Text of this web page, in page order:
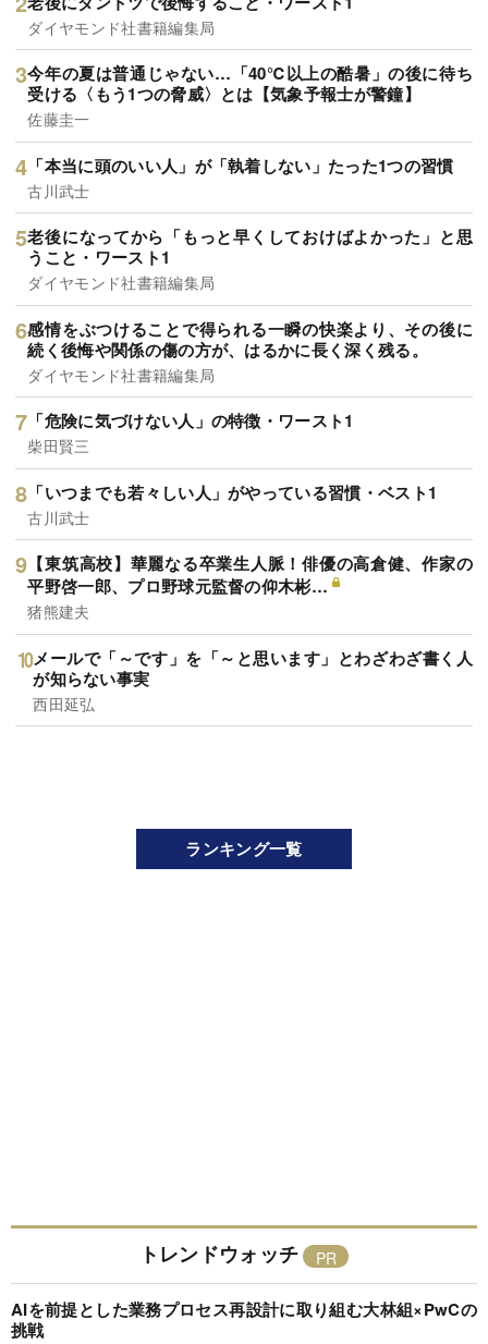
ダイヤモンド社書籍編集局
今年の夏は普通じゃない…「40℃以上の酷暑」の後に待ち
受ける〈もう1つの脅威〉とは【気象予報士が警鐘】
佐藤圭一
「本当に頭のいい人」が「執着しない」たった1つの習慣
古川武士
老後になってから「もっと早くしておけばよかった」と思
うこと・ワースト1
ダイヤモンド社書籍編集局
感情をぶつけることで得られる一瞬の快楽より、その後に
続く後悔や関係の傷の方が、はるかに長く深く残る。
ダイヤモンド社書籍編集局
「危険に気づけない人」の特徴・ワースト1
柴田賢三
「いつまでも若々しい人」がやっている習慣・ベスト1
古川武士
【東筑高校】華麗なる卒業生人脈！俳優の高倉健、作家の
平野啓一郎、プロ野球元監督の仰木彬…
猪熊建夫
メールで「～です」を「～と思います」とわざわざ書く人
が知らない事実
西田延弘
ランキング一覧
トレンドウォッチ
AIを前提とした業務プロセス再設計に取り組む大林組×PwCの
挑戦